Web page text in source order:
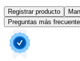
Registrar producto
Preguntas más